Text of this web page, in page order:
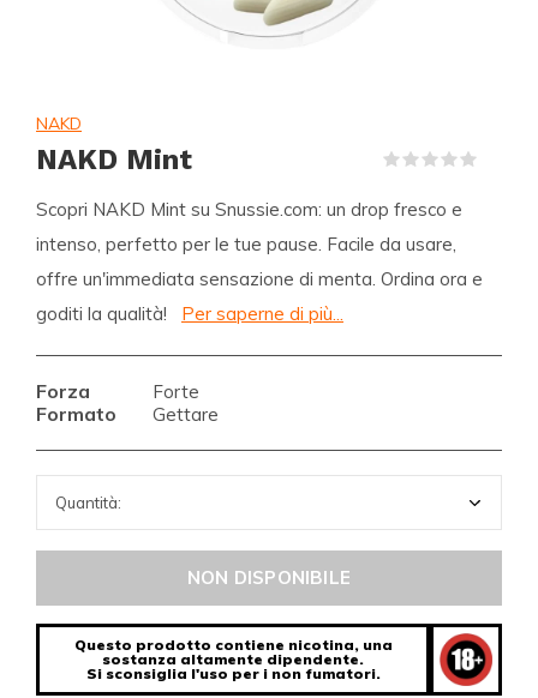
NAKD
NAKD Mint
Scopri NAKD Mint su Snussie.com: un drop fresco e
intenso, perfetto per le tue pause. Facile da usare,
offre un'immediata sensazione di menta. Ordina ora e
goditi la qualità!
Per saperne di più...
Forza Forte
Formato Gettare
NON DISPONIBILE
Questo prodotto contiene nicotina, una
sostanza altamente dipendente.
Si sconsiglia l'uso per i non fumatori.